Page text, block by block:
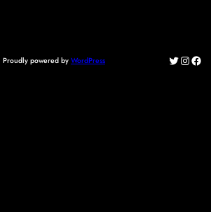
Proudly powered by WordPress Twitter